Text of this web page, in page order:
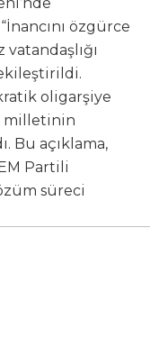
özgürce
vatandaşlığı
oligarşiye
milletinin
Bu açıklama,
Partili
süreci